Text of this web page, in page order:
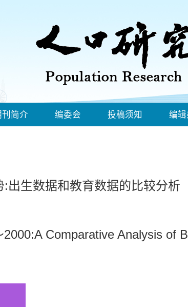
刊简介 编委会 投稿须知 编辑
出生数据和教育数据的比较分析
Comparative Analysis of